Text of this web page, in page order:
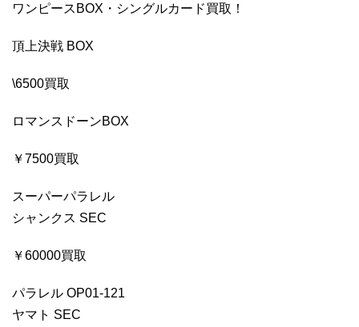
ワンピースBOX・シングルカード買取！
頂上決戦 BOX
\6500買取
ロマンスドーンBOX
￥7500買取
スーパーパラレル
シャンクス SEC
￥60000買取
パラレル OP01-121
ヤマト SEC